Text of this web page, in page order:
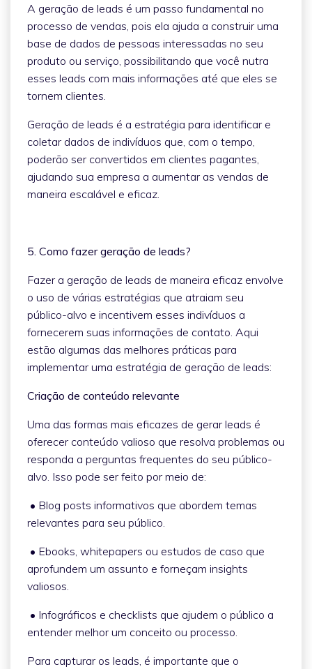
A geração de leads é um passo fundamental no
processo de vendas, pois ela ajuda a construir uma
base de dados de pessoas interessadas no seu
produto ou serviço, possibilitando que você nutra
esses leads com mais informações até que eles se
tornem clientes.
Geração de leads é a estratégia para identificar e
coletar dados de indivíduos que, com o tempo,
poderão ser convertidos em clientes pagantes,
ajudando sua empresa a aumentar as vendas de
maneira escalável e eficaz.
5. Como fazer geração de leads?
Fazer a geração de leads de maneira eficaz envolve
o uso de várias estratégias que atraiam seu
público-alvo e incentivem esses indivíduos a
fornecerem suas informações de contato. Aqui
estão algumas das melhores práticas para
implementar uma estratégia de geração de leads:
Criação de conteúdo relevante
Uma das formas mais eficazes de gerar leads é
oferecer conteúdo valioso que resolva problemas ou
responda a perguntas frequentes do seu público-
alvo. Isso pode ser feito por meio de:
• Blog posts informativos que abordem temas
relevantes para seu público.
• Ebooks, whitepapers ou estudos de caso que
aprofundem um assunto e forneçam insights
valiosos.
• Infográficos e checklists que ajudem o público a
entender melhor um conceito ou processo.
Para capturar os leads, é importante que o